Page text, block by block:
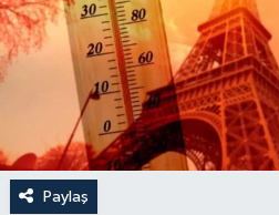
Paylaş
Bi̇li̇m & Teknoloji̇
Dünya
Eği̇ti̇m